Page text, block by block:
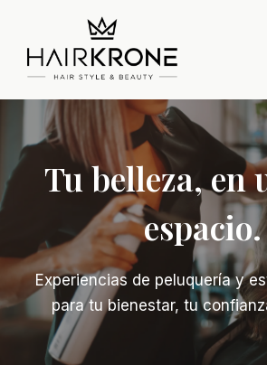
contenido
Tu belleza, en
espacio.
Experiencias de peluquería y
para tu bienestar, tu